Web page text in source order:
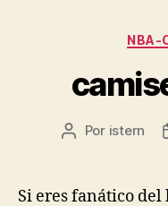
NBA-
Autor
entrada
Por istern
Si eres fanático